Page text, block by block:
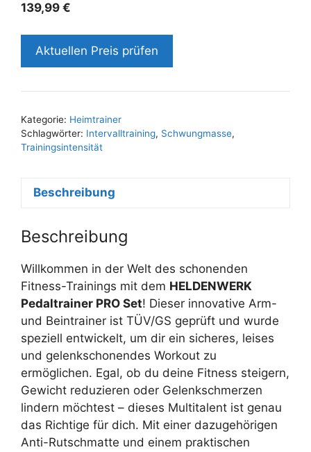
139,99 €
Aktuellen Preis prüfen
Kategorie: Heimtrainer
Schlagwörter: Intervalltraining, Schwungmasse,
Trainingsintensität
Beschreibung
Beschreibung
Willkommen in der Welt des schonenden
Fitness-Trainings mit dem HELDENWERK
Pedaltrainer PRO Set! Dieser innovative Arm-
und Beintrainer ist TÜV/GS geprüft und wurde
speziell entwickelt, um dir ein sicheres, leises
und gelenkschonendes Workout zu
ermöglichen. Egal, ob du deine Fitness steigern,
Gewicht reduzieren oder Gelenkschmerzen
lindern möchtest – dieses Multitalent ist genau
das Richtige für dich. Mit einer dazugehörigen
Anti-Rutschmatte und einem praktischen